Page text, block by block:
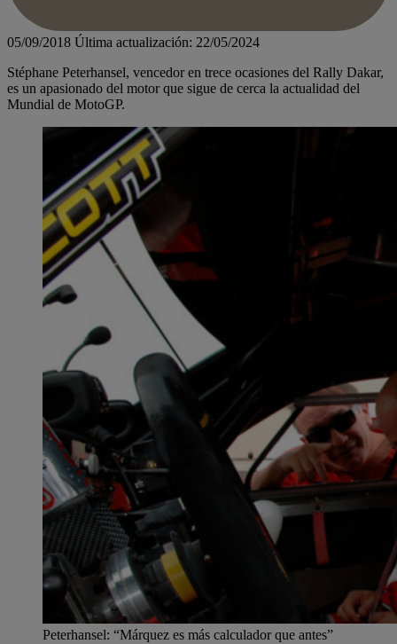
05/09/2018 Última actualización: 22/05/2024
Stéphane Peterhansel, vencedor en trece ocasiones del Rally Dakar,
es un apasionado del motor que sigue de cerca la actualidad del
Mundial de MotoGP.
Peterhansel: “Márquez es más calculador que antes”